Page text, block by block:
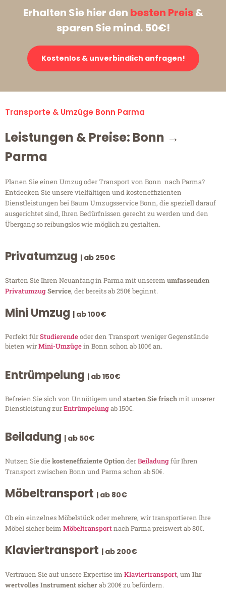
Erhalten Sie hier den besten Preis&
sparen Sie mind. 50€!
Kostenlos & unverbindlich anfragen!
Transporte & Umzüge Bonn Parma
Leistungen & Preise: Bonn →
Parma
Planen Sie einen Umzug oder Transport von Bonn nach Parma?
Entdecken Sie unsere vielfältigen und kosteneffizienten
Dienstleistungen bei Baum Umzugsservice Bonn, die speziell darauf
ausgerichtet sind, Ihren Bedürfnissen gerecht zu werden und den
Übergang so reibungslos wie möglich zu gestalten.
Privatumzug | ab 250€
Starten Sie Ihren Neuanfang in Parma mit unserem umfassenden
PrivatumzugService, der bereits ab 250€ beginnt.
Mini Umzug | ab 100€
Perfekt fürStudierendeoder den Transport weniger Gegenstände
bieten wirMini-Umzügein Bonn schon ab 100€ an.
Entrümpelung | ab 150€
Befreien Sie sich von Unnötigem undstarten Sie frischmit unserer
Dienstleistung zurEntrümpelungab 150€.
Beiladung | ab 50€
Nutzen Sie diekosteneffiziente OptionderBeiladungfür Ihren
Transport zwischen Bonn und Parma schon ab 50€.
Möbeltransport | ab 80€
Ob ein einzelnes Möbelstück oder mehrere, wir transportieren Ihre
Möbel sicher beim Möbeltransportnach Parma preiswert ab 80€.
Klaviertransport | ab 200€
Vertrauen Sie auf unsere Expertise im Klaviertransport, um Ihr
wertvolles Instrument sicherab 200€ zu befördern.